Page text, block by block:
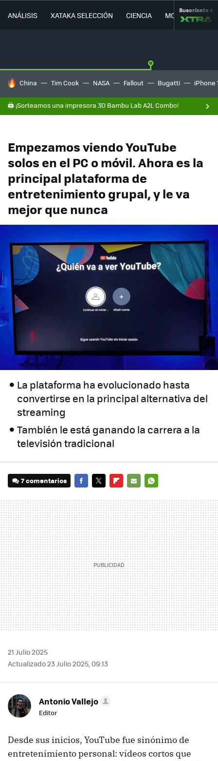
ANÁLISIS XATAKA SELECCIÓN CIENCIA MOVILIDAD
Suscríbete a
HOY SE HABLA DE
China Tim Cook NASA Fallout Bugatti iPhone
🖨️ ¡Sorteamos una impresora 3D Bambu Lab A2L Combo!
Empezamos viendo YouTube
solos en el PC o móvil. Ahora es la
principal plataforma de
entretenimiento grupal, y le va
mejor que nunca
La plataforma ha evolucionado hasta
convertirse en la principal alternativa del
streaming
También le está ganando la carrera a la
televisión tradicional
7 comentarios
MAIL
21 Julio 2025
Actualizado 23 Julio 2025, 09:13
Antonio Vallejo
Editor
Desde sus inicios, YouTube fue sinónimo de
entretenimiento personal: vídeos cortos que